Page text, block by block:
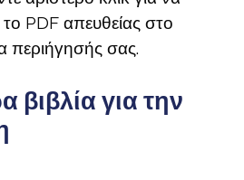
PDF απευθείας στο
περιήγησής σας.
βιβλία για την